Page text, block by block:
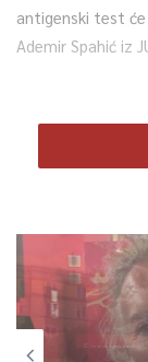
antigenski test
Ademir Spahić iz
Sarajevo